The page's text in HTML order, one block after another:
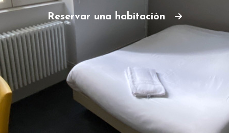
Reservar una habitación